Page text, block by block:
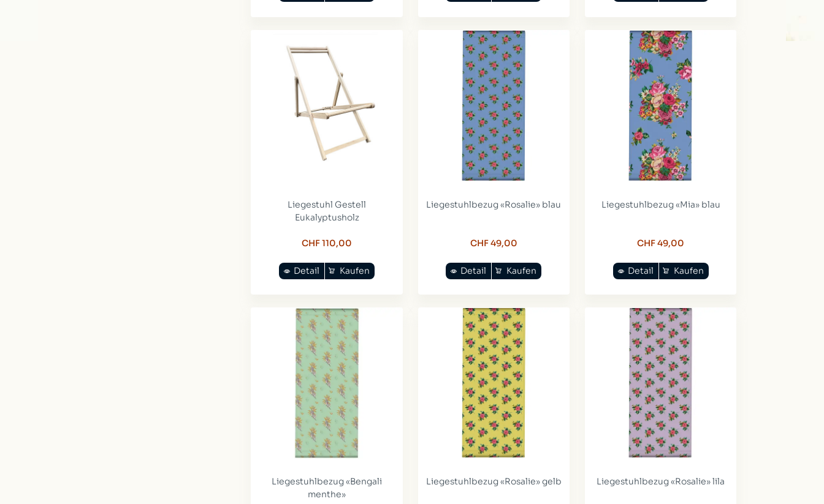
Liegestuhl Gestell
Eukalyptusholz
CHF 110,00
Kaufen
Detail
Liegestuhlbezug «Rosalie» blau
CHF 49,00
Kaufen
Detail
Liegestuhlbezug «Mia» blau
CHF 49,00
Kaufen
Detail
Liegestuhlbezug «Bengali
menthe»
Liegestuhlbezug «Rosalie» gelb Liegestuhlbezug «Rosalie» lila